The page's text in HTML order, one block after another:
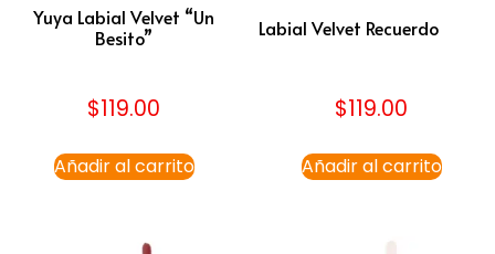
Yuya Labial Velvet “Un
Besito”
$119.00
Añadir al carrito
Labial Velvet Recuerdo
$119.00
Añadir al carrito